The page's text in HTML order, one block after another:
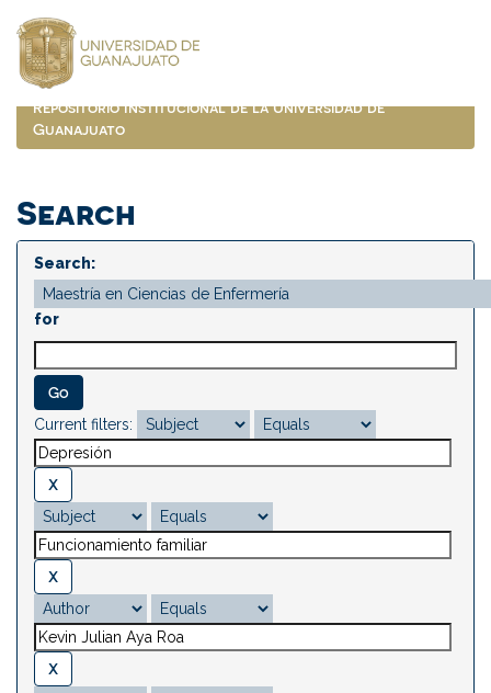
navigation
Repositorio Institucional de la Universidad de
Guanajuato
Search
Search:
for
Current filters: